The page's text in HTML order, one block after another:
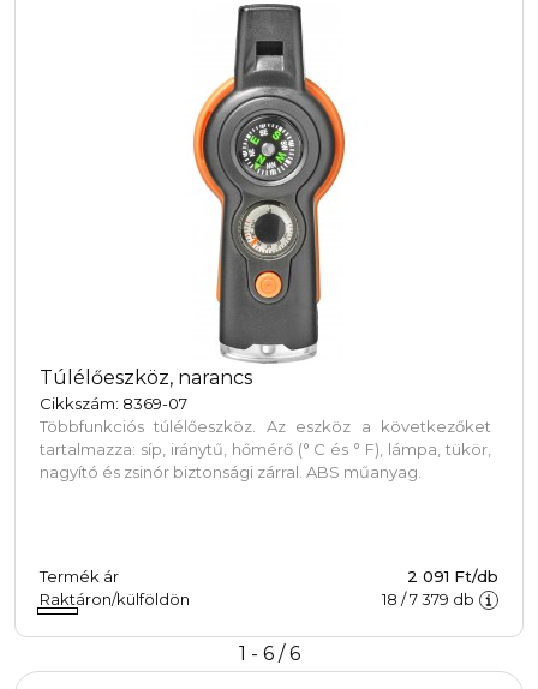
Túlélőeszköz, narancs
Cikkszám: 8369-07
Többfunkciós túlélőeszköz. Az eszköz a következőket
tartalmazza: síp, iránytű, hőmérő (° C és ° F), lámpa, tükör,
nagyító és zsinór biztonsági zárral. ABS műanyag.
Termék ár
2 091 Ft/db
Raktáron/külföldön
18 /7 379 db
1 - 6 / 6